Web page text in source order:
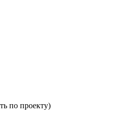
по проекту)